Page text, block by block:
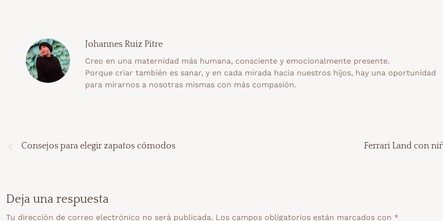
Johannes Ruiz Pitre
Creo en una maternidad más humana, consciente y emocionalmente presente.
Porque criar también es sanar, y en cada mirada hacia nuestros hijos, hay una oportunidad
para mirarnos a nosotras mismas con más compasión.
Consejos para elegir zapatos cómodos Ferrari Land con
Deja una respuesta
Tu dirección de correo electrónico no será publicada. Los campos obligatorios están marcados con *